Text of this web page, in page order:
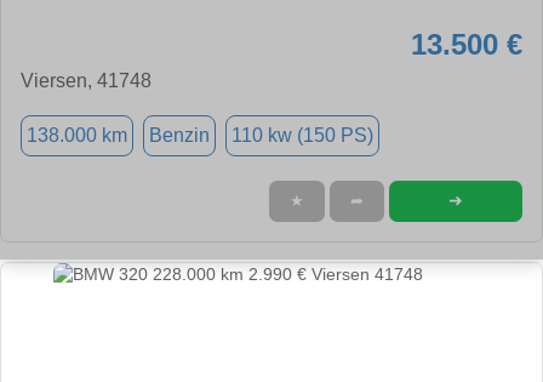
13.500 €
Viersen, 41748
138.000 km Benzin 110 kw (150 PS)
★ ➦ ➜